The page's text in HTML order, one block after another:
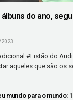
do ano,
#Listão do
aqueles que são os
mundo para o mundo: